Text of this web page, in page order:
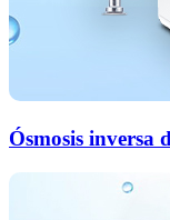
Ósmosis inversa